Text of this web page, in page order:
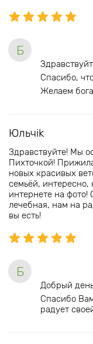
Б
Спасибо,
Желаем
Юльчik
Здравствуйте! Мы
Пихточкой!
новых красивых
семьёй, интересно,
интернете на фото!
лечебная, нам на
вы есть!
Б
Добрый
Спасибо
радует